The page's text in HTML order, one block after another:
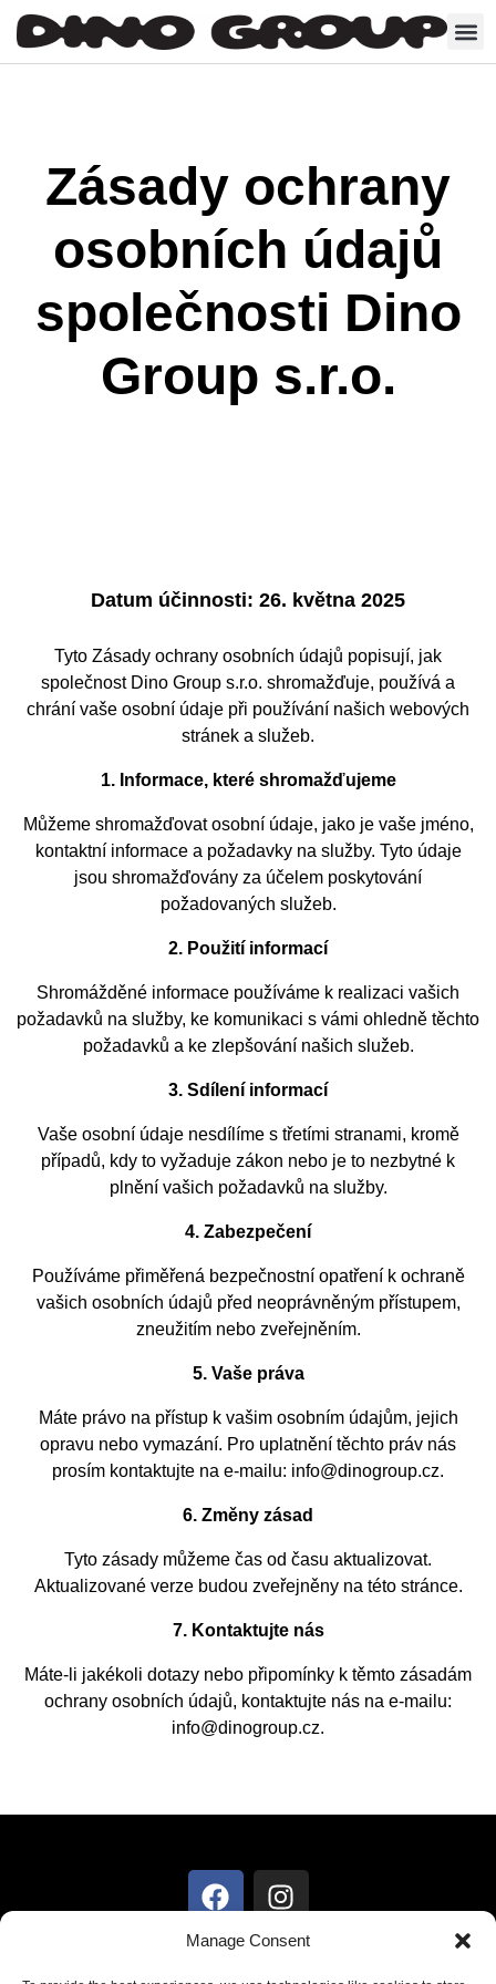
Manage Consent
Zásady ochrany
osobních údajů
společnosti Dino
Group s.r.o.
Datum účinnosti: 26. května 2025
Tyto Zásady ochrany osobních údajů popisují, jak
společnost Dino Group s.r.o. shromažďuje, používá a
chrání vaše osobní údaje při používání našich webových
stránek a služeb.
1. Informace, které shromažďujeme
Můžeme shromažďovat osobní údaje, jako je vaše jméno,
kontaktní informace a požadavky na služby. Tyto údaje
jsou shromažďovány za účelem poskytování
požadovaných služeb.
2. Použití informací
Shromážděné informace používáme k realizaci vašich
požadavků na služby, ke komunikaci s vámi ohledně těchto
požadavků a ke zlepšování našich služeb.
3. Sdílení informací
Vaše osobní údaje nesdílíme s třetími stranami, kromě
případů, kdy to vyžaduje zákon nebo je to nezbytné k
plnění vašich požadavků na služby.
4. Zabezpečení
Používáme přiměřená bezpečnostní opatření k ochraně
vašich osobních údajů před neoprávněným přístupem,
zneužitím nebo zveřejněním.
5. Vaše práva
Máte právo na přístup k vašim osobním údajům, jejich
opravu nebo vymazání. Pro uplatnění těchto práv nás
prosím kontaktujte na e-mailu: info@dinogroup.cz.
6. Změny zásad
Tyto zásady můžeme čas od času aktualizovat.
Aktualizované verze budou zveřejněny na této stránce.
7. Kontaktujte nás
Máte-li jakékoli dotazy nebo připomínky k těmto zásadám
ochrany osobních údajů, kontaktujte nás na e-mailu:
info@dinogroup.cz.
Zůstaň v kontaktu